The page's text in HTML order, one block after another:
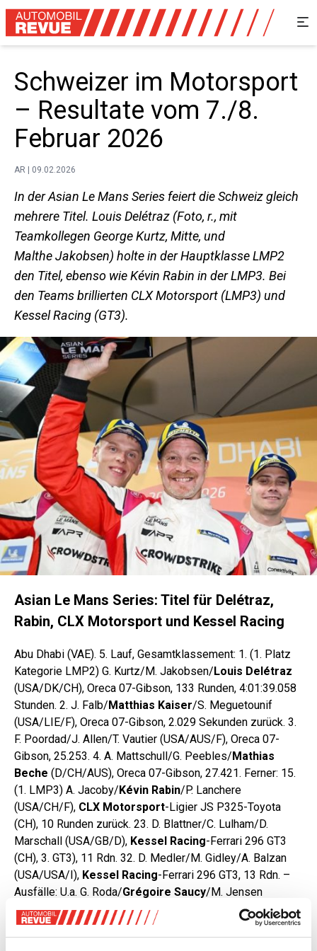
Schweizer im Motorsport
– Resultate vom 7./8.
Februar 2026
AR | 09.02.2026
In der Asian Le Mans Series feiert die Schweiz gleich
mehrere Titel. Louis Delétraz (Foto, r., mit
Teamkollegen George Kurtz, Mitte, und
Malthe Jakobsen) holte in der Hauptklasse LMP2
den Titel, ebenso wie Kévin Rabin in der LMP3. Bei
den Teams brillierten CLX Motorsport (LMP3) und
Kessel Racing (GT3).
Asian Le Mans Series: Titel für Delétraz,
Rabin, CLX Motorsport und Kessel Racing
Abu Dhabi (VAE). 5. Lauf, Gesamtklassement: 1. (1. Platz
Kategorie LMP2) G. Kurtz/M. Jakobsen/Louis Delétraz
(USA/DK/CH), Oreca 07-Gibson, 133 Runden, 4:01:39.058
Stunden. 2. J. Falb/Matthias Kaiser/S. Meguetounif
(USA/LIE/F), Oreca 07-Gibson, 2.029 Sekunden zurück. 3.
F. Poordad/J. Allen/T. Vautier (USA/AUS/F), Oreca 07-
Gibson, 25.253. 4. A. Mattschull/G. Peebles/Mathias
Beche (D/CH/AUS), Oreca 07-Gibson, 27.421. Ferner: 15.
(1. LMP3) A. Jacoby/Kévin Rabin/P. Lanchere
(USA/CH/F), CLX Motorsport-Ligier JS P325-Toyota
(CH), 10 Runden zurück. 23. D. Blattner/C. Lulham/D.
Marschall (USA/GB/D), Kessel Racing-Ferrari 296 GT3
(CH), 3. GT3), 11 Rdn. 32. D. Medler/M. Gidley/A. Balzan
(USA/USA/I), Kessel Racing-Ferrari 296 GT3, 13 Rdn. –
Ausfälle: U.a. G. Roda/Grégoire Saucy/M. Jensen
(I/CH/DK), Oreca 07-Gibson (92. Runde). – 45 Autos
gestartet, 38 klassiert.